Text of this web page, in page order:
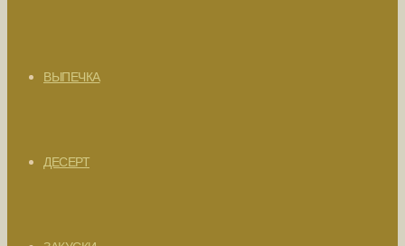
ВЫПЕЧКА
ДЕСЕРТ